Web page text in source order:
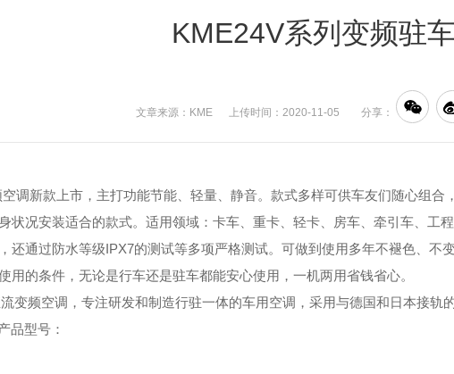
KME24V系列变频驻
文章来源：KME 上传时间：2020-11-05 分享：
调新款上市，主打功能节能、轻量、静音。款式多样可供车友们随心组
状况安装适合的款式。适用领域：卡车、重卡、轻卡、房车、牵引车、工程
还通过防水等级IPX7的测试等多项严格测试。可做到使用多年不褪色、
用的条件，无论是行车还是驻车都能安心使用，一机两用省钱省心。
变频空调，专注研发和制造行驻一体的车用空调，采用与德国和日本接轨
品型号：